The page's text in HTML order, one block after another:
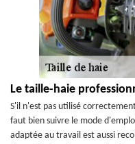
Le taille-haie
S'il n'est pas utilisé
faut bien suivre le mode
adaptée au travail est aussi